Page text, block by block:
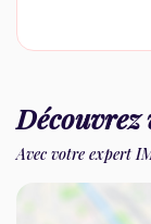
Avec votre expert